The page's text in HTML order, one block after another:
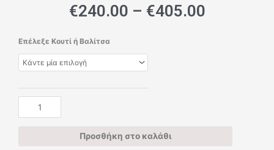
€240.00 – €405.00Price
Επέλεξε Κουτί ή Βαλίτσα
20027_oh
girl
(Ολικό
Νονού
/
Προσθήκη στο καλάθι